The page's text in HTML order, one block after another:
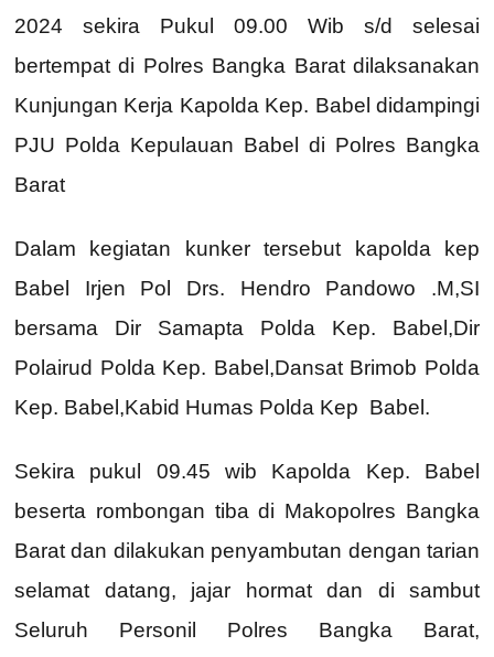
2024 sekira Pukul 09.00 Wib s/d selesai
bertempat di Polres Bangka Barat dilaksanakan
Kunjungan Kerja Kapolda Kep. Babel didampingi
PJU Polda Kepulauan Babel di Polres Bangka
Barat
Dalam kegiatan kunker tersebut kapolda kep
Babel Irjen Pol Drs. Hendro Pandowo .M,SI
bersama Dir Samapta Polda Kep. Babel,Dir
Polairud Polda Kep. Babel,Dansat Brimob Polda
Kep. Babel,Kabid Humas Polda Kep Babel.
Sekira pukul 09.45 wib Kapolda Kep. Babel
beserta rombongan tiba di Makopolres Bangka
Barat dan dilakukan penyambutan dengan tarian
selamat datang, jajar hormat dan di sambut
Seluruh Personil Polres Bangka Barat,